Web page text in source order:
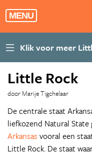
MENU
Little Rock
door Marije Tigchelaar
De centrale staat
liefkozend Natural
Arkansas vooral een
Little Rock. De staat